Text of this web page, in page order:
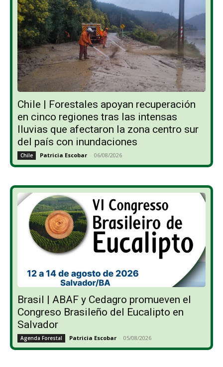
Chile | Forestales apoyan recuperación
en cinco regiones tras las intensas
lluvias que afectaron la zona centro sur
del país con inundaciones
Chile Patricia Escobar - 06/08/2026
Brasil | ABAF y Cedagro promueven el
Congreso Brasileño del Eucalipto en
Salvador
Agenda Forestal Patricia Escobar - 05/08/2026